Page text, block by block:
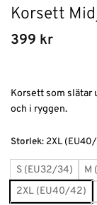
Korsett
399 kr
Korsett som slätar
och i ryggen.
Storlek: 2XL
S (EU32/34) M
2XL (EU40/42)
Alternative: